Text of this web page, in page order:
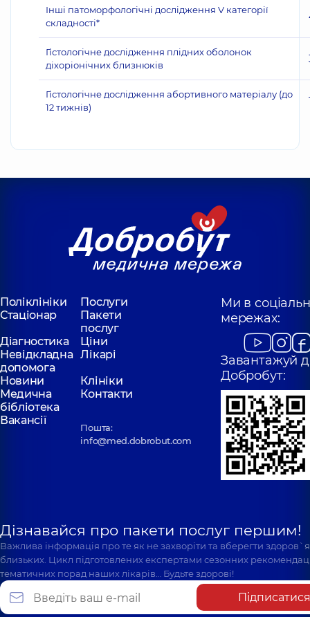
Інші патоморфологічні дослідження V категорії
складності*
Гістологічне дослідження плідних оболонок
діхоріонічних близнюків
Гістологічне дослідження абортивного матеріалу (до
12 тижнів)
Поліклініки
Послуги
Стаціонар
Пакети
послуг
Діагностика
Ціни
Невідкладна
допомога
Лікарі
Новини
Клініки
Медична
бібліотека
Контакти
Вакансії
Пошта:
info@med.dobrobut.com
Ми в
мережах:
Завантажуй
Добробут:
Дізнавайся про пакети послуг першим!
Важлива інформація про те як не захворіти та вберегти
близьких. Цикл підготовлених експертами сезонних
тематичних порад наших лікарів… Будьте здорові!
Підписатися